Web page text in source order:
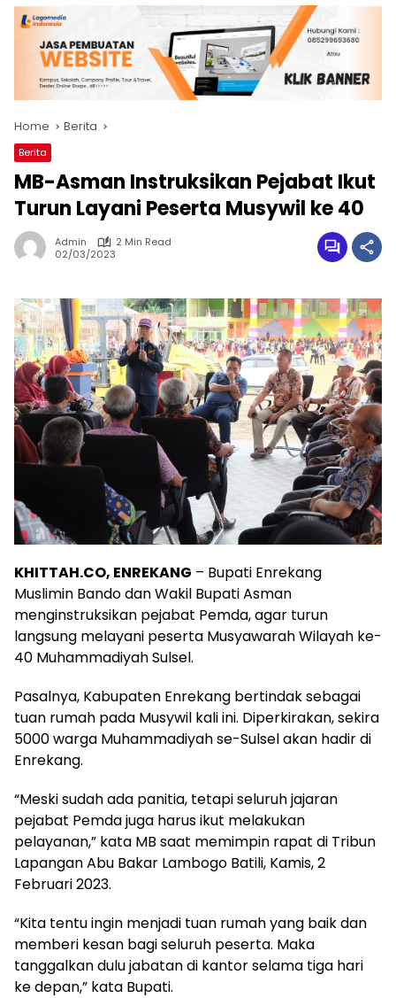
Home Berita
Berita
MB-Asman Instruksikan Pejabat Ikut
Turun Layani Peserta Musywil ke 40
Admin
2 Min Read
02/03/2023
KHITTAH.CO, ENREKANG – Bupati Enrekang
Muslimin Bando dan Wakil Bupati Asman
menginstruksikan pejabat Pemda, agar turun
langsung melayani peserta Musyawarah Wilayah ke-
40 Muhammadiyah Sulsel.
Pasalnya, Kabupaten Enrekang bertindak sebagai
tuan rumah pada Musywil kali ini. Diperkirakan, sekira
5000 warga Muhammadiyah se-Sulsel akan hadir di
Enrekang.
“Meski sudah ada panitia, tetapi seluruh jajaran
pejabat Pemda juga harus ikut melakukan
pelayanan,” kata MB saat memimpin rapat di Tribun
Lapangan Abu Bakar Lambogo Batili, Kamis, 2
Februari 2023.
“Kita tentu ingin menjadi tuan rumah yang baik dan
memberi kesan bagi seluruh peserta. Maka
tanggalkan dulu jabatan di kantor selama tiga hari
ke depan,” kata Bupati.